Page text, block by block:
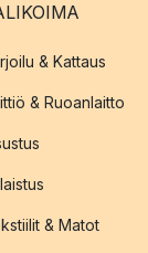
& Kattaus
& Ruoanlaitto
& Matot